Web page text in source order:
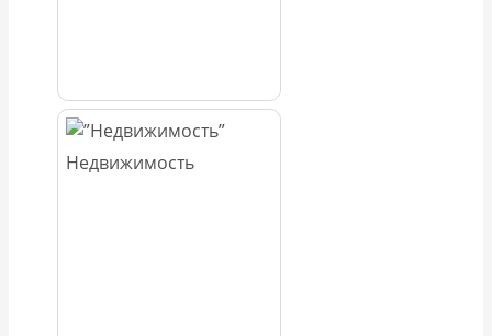
Недвижимость